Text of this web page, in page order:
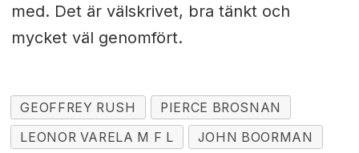
med. Det är välskrivet, bra tänkt och
mycket väl genomfört.
GEOFFREY RUSH
PIERCE BROSNAN
LEONOR VARELA M F L
JOHN BOORMAN